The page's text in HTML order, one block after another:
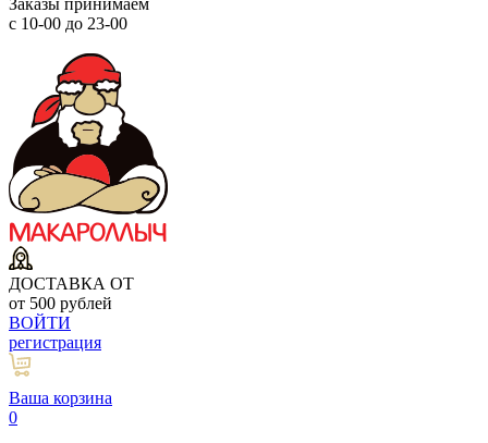
Заказы принимаем
с 10-00 до 23-00
ДОСТАВКА ОТ
от 500 рублей
ВОЙТИ
регистрация
Ваша корзина
0